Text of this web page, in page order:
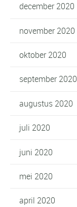
december 2020
november 2020
oktober 2020
september 2020
augustus 2020
juli 2020
juni 2020
mei 2020
april 2020